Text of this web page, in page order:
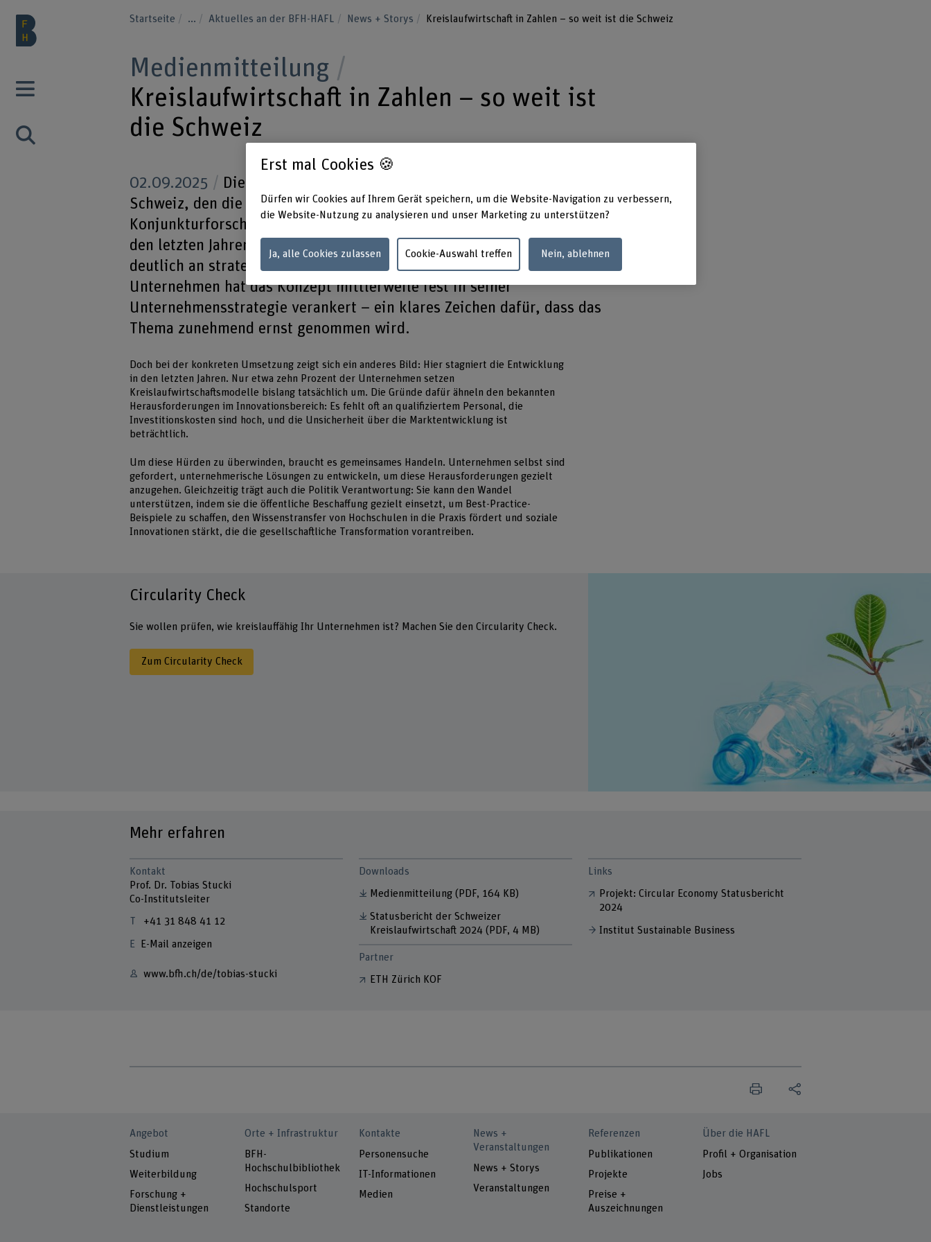
Startseite ... Aktuelles an der BFH-HAFL News + Storys Kreislaufwirtschaft in Zahlen – so weit ist die Schweiz
Medienmitteilung
Kreislaufwirtschaft in Zahlen – so weit ist
die Schweiz
02.09.2025
Die Ergebnisse des 2. Statusberichts Kreislaufwirtschaft
Schweiz, den die BFH Wirtschaft gemeinsam mit der KOF
Konjunkturforschungsstelle der ETH erstellt hat, sind vielversprechend: In
den letzten Jahren hat die Kreislaufwirtschaft in der Unternehmenswelt
deutlich an strategischer Bedeutung gewonnen. Rund jedes vierte
Unternehmen hat das Konzept mittlerweile fest in seiner
Unternehmensstrategie verankert – ein klares Zeichen dafür, dass das
Thema zunehmend ernst genommen wird.
Doch bei der konkreten Umsetzung zeigt sich ein anderes Bild: Hier stagniert die Entwicklung
in den letzten Jahren. Nur etwa zehn Prozent der Unternehmen setzen
Kreislaufwirtschaftsmodelle bislang tatsächlich um. Die Gründe dafür ähneln den bekannten
Herausforderungen im Innovationsbereich: Es fehlt oft an qualifiziertem Personal, die
Investitionskosten sind hoch, und die Unsicherheit über die Marktentwicklung ist
beträchtlich.
Um diese Hürden zu überwinden, braucht es gemeinsames Handeln. Unternehmen selbst sind
gefordert, unternehmerische Lösungen zu entwickeln, um diese Herausforderungen gezielt
anzugehen. Gleichzeitig trägt auch die Politik Verantwortung: Sie kann den Wandel
unterstützen, indem sie die öffentliche Beschaffung gezielt einsetzt, um Best-Practice-
Beispiele zu schaffen, den Wissenstransfer von Hochschulen in die Praxis fördert und soziale
Innovationen stärkt, die die gesellschaftliche Transformation vorantreiben.
Circularity Check
Sie wollen prüfen, wie kreislauffähig Ihr Unternehmen ist? Machen Sie den Circularity Check.
Zum Circularity Check
Mehr erfahren
Kontakt
Prof. Dr. Tobias Stucki
Co-Institutsleiter
+41 31 848 41 12
E-Mail anzeigen
www.bfh.ch/de/tobias-stucki
Downloads
Medienmitteilung(PDF, 164 KB)
Statusbericht der Schweizer
Kreislaufwirtschaft 2024 (PDF, 4 MB)
Partner
ETH Zürich KOF
Links
Projekt: Circular Economy Statusbericht
2024
Institut Sustainable Business
Angebot
Studium
Weiterbildung
Forschung +
Dienstleistungen
Orte + Infrastruktur
BFH-
Hochschulbibliothek
Hochschulsport
Standorte
Kontakte
Personensuche
IT-Informationen
Medien
News +
Veranstaltungen
News + Storys
Veranstaltungen
Referenzen
Publikationen
Projekte
Preise +
Auszeichnungen
Über die HAFL
Profil + Organisation
Jobs
Erst mal Cookies 🍪
Dürfen wir Cookies auf Ihrem Gerät speichern, um die Website-Navigation zu verbessern,
die Website-Nutzung zu analysieren und unser Marketing zu unterstützen?
Ja, alle Cookies zulassen Cookie-Auswahl treffen Nein, ablehnen